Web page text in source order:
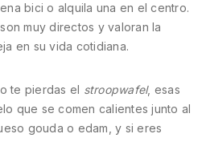
bici o alquila una en el centro.
muy directos y valoran la
en su vida cotidiana.
te pierdas el stroopwafel, esas
que se comen calientes junto al
gouda o edam, y si eres